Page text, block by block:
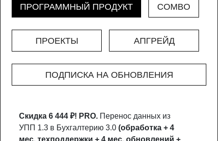
ПРОГРАММНЫЙ ПРОДУКТ COMBO
ПРОЕКТЫ АПГРЕЙД
ПОДПИСКА НА ОБНОВЛЕНИЯ
Скидка 6 444 ₽! PRO. Перенос данных из
УПП 1.3 в Бухгалтерию 3.0 (обработка + 4
мес. техподдержки + 4 мес. обновлений +